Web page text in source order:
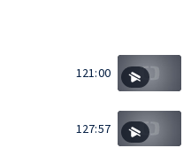
121:00
127:57